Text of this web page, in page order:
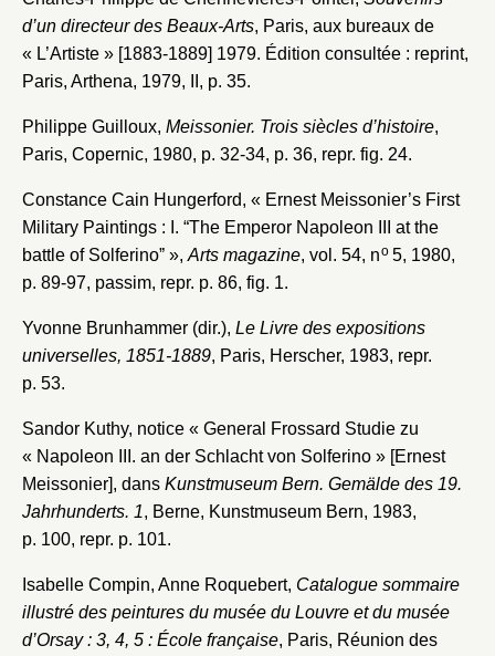
d’un directeur des Beaux-Arts, Paris, aux bureaux de
« L’Artiste » [1883-1889] 1979. Édition consultée : reprint,
Paris, Arthena, 1979, II, p. 35.
Philippe Guilloux, Meissonier. Trois siècles d’histoire,
Paris, Copernic, 1980, p. 32-34, p. 36, repr. fig. 24.
Constance Cain Hungerford, « Ernest Meissonier’s First
Military Paintings : I. “The Emperor Napoleon III at the
battle of Solferinoˮ », Arts magazine, vol. 54, no5, 1980,
p. 89-97, passim, repr. p. 86, fig. 1.
Yvonne Brunhammer (dir.), Le Livre des expositions
universelles, 1851-1889, Paris, Herscher, 1983, repr.
p. 53.
Sandor Kuthy, notice « General Frossard Studie zu
« Napoleon III. an der Schlacht von Solferino » [Ernest
Meissonier], dans Kunstmuseum Bern. Gemälde des 19.
Jahrhunderts. 1, Berne, Kunstmuseum Bern, 1983,
p. 100, repr. p. 101.
Isabelle Compin, Anne Roquebert, Catalogue sommaire
illustré des peintures du musée du Louvre et du musée
d’Orsay : 3, 4, 5 : École française, Paris, Réunion des